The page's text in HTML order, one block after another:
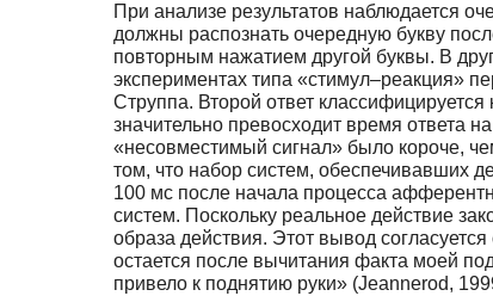
При анализе результатов наблюдается
должны распознать очередную букву
повторным нажатием другой буквы. В
экспериментах типа «стимул–реакция»
Струппа. Второй ответ
значительно превосходит время ответа
«несовместимый сигнал» было короче,
том, что набор систем, обеспечивавших
100 мс после начала процесса
систем. Поскольку реальное действие
образа действия. Этот вывод
остается после вычитания факта моей
привело к поднятию руки» (Jeannerod,